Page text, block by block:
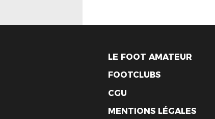
LE FOOT AMATEUR
FOOTCLUBS
CGU
MENTIONS LÉGALES